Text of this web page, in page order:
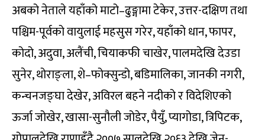
अबको नेताले यहाँको माटो–ढुङ्गामा टेकेर, उत्तर-दक्षिण तथा
पश्चिम-पूर्वको वायुलाई महसुस गरेर, यहाँको धान, फापर,
कोदो, अदुवा, अलैंची, चियाकफी चाखेर, पालमदेखि देउडा
सुनेर, थोराङ्ला, शे–फोक्सुन्डो, बडिमालिका, जानकी नगरी,
कन्चनजङ्घा देखेर, अविरल बहने नदीको र विदेशिएको
ऊर्जा जोखेर, खासा-सुनौली जोडेर, पैयुँ, प्यागोडा, त्रिपिटक,